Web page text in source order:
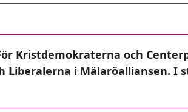
Kristdemokraterna och
Liberalerna i Mälaröalliansen. I